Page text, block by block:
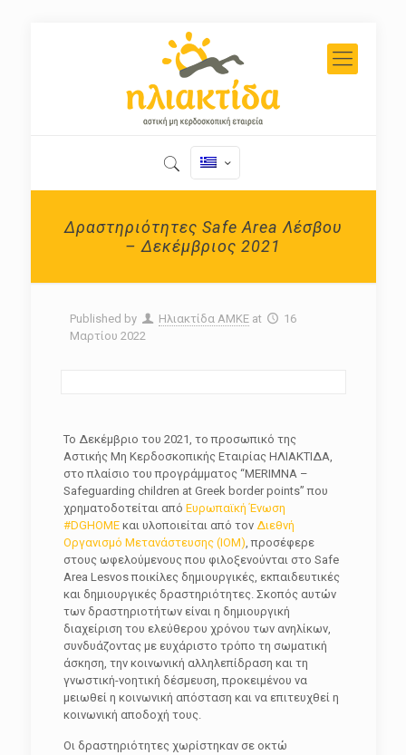
Δραστηριότητες Safe Area Λέσβου
– Δεκέμβριος 2021
Published by Ηλιακτίδα ΑΜΚΕ at
16
Μαρτίου 2022
Το Δεκέμβριο του 2021, το προσωπικό της
Αστικής Μη Κερδοσκοπικής Εταιρίας ΗΛΙΑΚΤΙΔΑ,
στο πλαίσιο του προγράμματος “ΜΕRΙΜΝΑ –
Safeguarding children at Greek border points” που
χρηματοδοτείται από Ευρωπαϊκή Ένωση
#DGHOMEκαι υλοποιείται από τον Διεθνή
Οργανισμό Μετανάστευσης (IOM), προσέφερε
στους ωφελούμενους που φιλοξενούνται στο Safe
Area Lesvos ποικίλες δημιουργικές, εκπαιδευτικές
και δημιουργικές δραστηριότητες. Σκοπός αυτών
των δραστηριοτήτων είναι η δημιουργική
διαχείριση του ελεύθερου χρόνου των ανηλίκων,
συνδυάζοντας με ευχάριστο τρόπο τη σωματική
άσκηση, την κοινωνική αλληλεπίδραση και τη
γνωστική-νοητική δέσμευση, προκειμένου να
μειωθεί η κοινωνική απόσταση και να επιτευχθεί η
κοινωνική αποδοχή τους.
Οι δραστηριότητες χωρίστηκαν σε οκτώ